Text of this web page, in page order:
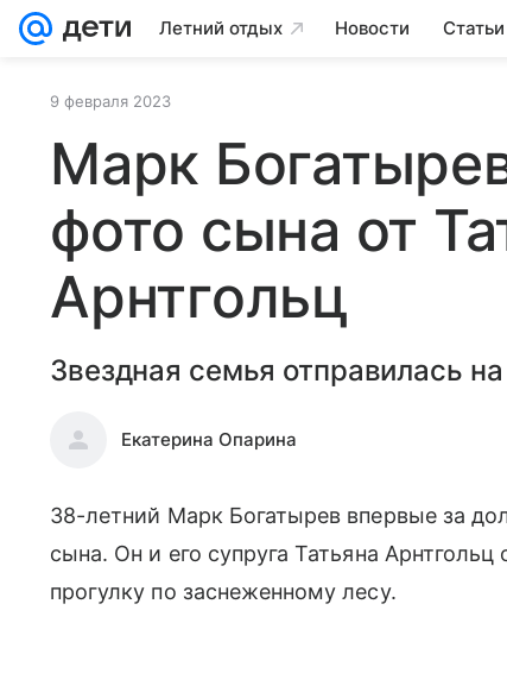
Летний отдых Новости Статьи
9 февраля 2023
Марк
фото сына от
Арнтгольц
Звездная семья отправилась
Екатерина Опарина
38-летний Марк Богатырев впервые за
сына. Он и его супруга Татьяна
прогулку по заснеженному лесу.